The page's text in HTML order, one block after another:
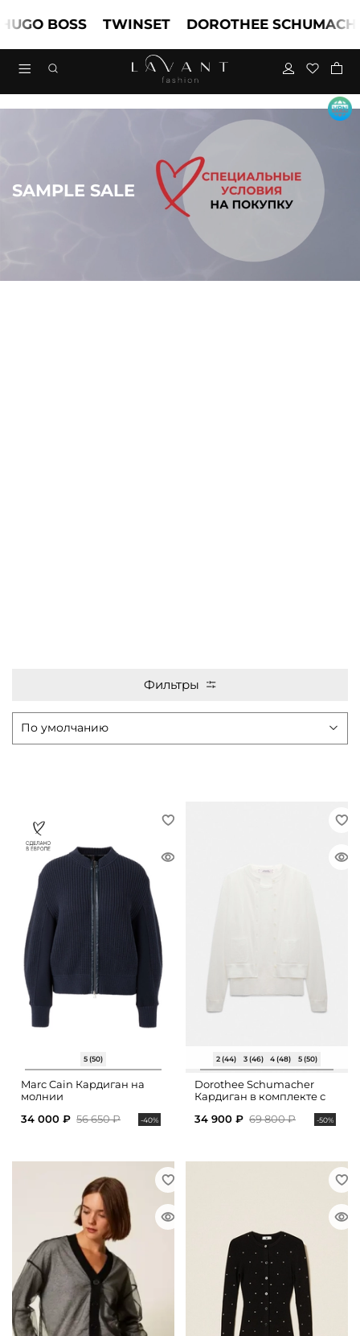
BOSS TWINSET DOROTHEE SCHUMACHER
SAMPLE SALE
Фильтры
5 (50)
Marc Cain Кардиган на
молнии
34 000 ₽ 56 650 ₽ -40%
2 (44) 3 (46) 4 (48) 5 (50)
Dorothee Schumacher
Кардиган в комплекте с
34 900 ₽ 69 800 ₽ -50%